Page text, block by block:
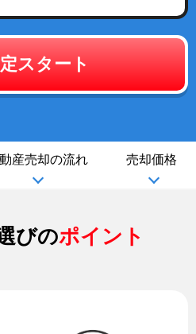
スタート
産売却の流れ 売却価格
びのポイント